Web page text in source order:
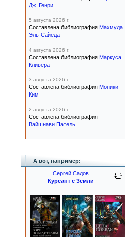
Дж. Генри
5 августа 2026 г.
Составлена библиография Махмуда
Эль-Сайеда
4 августа 2026 г.
Составлена библиография Маркуса
Кливера
3 августа 2026 г.
Составлена библиография Моники
Ким
2 августа 2026 г.
Составлена библиография
Вайшнави Патель
А вот, например:
Сергей Садов
Курсант с Земли